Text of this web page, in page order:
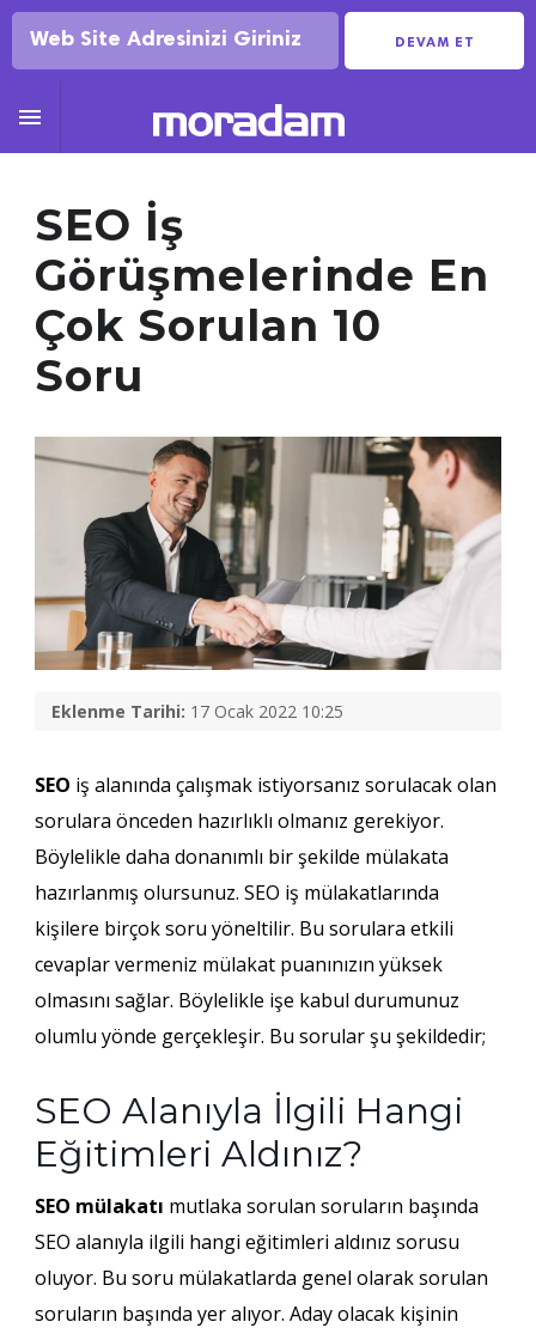
DEVAM ET

SEO İş
Görüşmelerinde En
Çok Sorulan 10
Soru
Eklenme Tarihi: 17 Ocak 2022 10:25
SEO iş alanında çalışmak istiyorsanız sorulacak olan
sorulara önceden hazırlıklı olmanız gerekiyor.
Böylelikle daha donanımlı bir şekilde mülakata
hazırlanmış olursunuz. SEO iş mülakatlarında
kişilere birçok soru yöneltilir. Bu sorulara etkili
cevaplar vermeniz mülakat puanınızın yüksek
olmasını sağlar. Böylelikle işe kabul durumunuz
olumlu yönde gerçekleşir. Bu sorular şu şekildedir;
SEO Alanıyla İlgili Hangi
Eğitimleri Aldınız?
SEO mülakatı mutlaka sorulan soruların başında
SEO alanıyla ilgili hangi eğitimleri aldınız sorusu
oluyor. Bu soru mülakatlarda genel olarak sorulan
soruların başında yer alıyor. Aday olacak kişinin